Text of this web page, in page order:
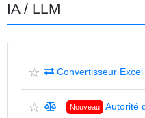
IA / LLM
☆ Convertisseur
☆ Nouveau
Autorité